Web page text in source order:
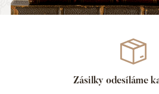
Zásilky odesíláme